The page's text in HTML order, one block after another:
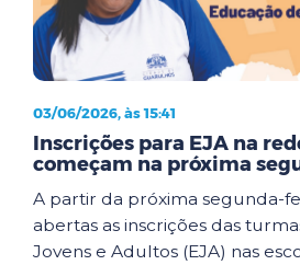
03/06/2026, às 15:41
Inscrições para EJA na
começam na próxima
A partir da próxima segunda-
abertas as inscrições das
Jovens e Adultos (EJA) nas